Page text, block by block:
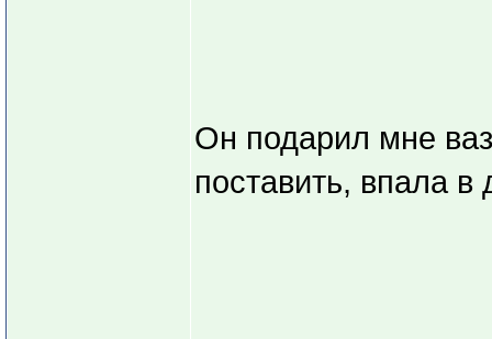
Он подарил мне
поставить, впала в